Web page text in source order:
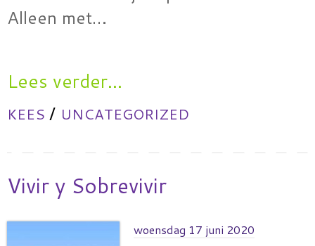
Alleen met…
Lees verder...
KEES / UNCATEGORIZED
Vivir y Sobrevivir
woensdag 17 juni 2020